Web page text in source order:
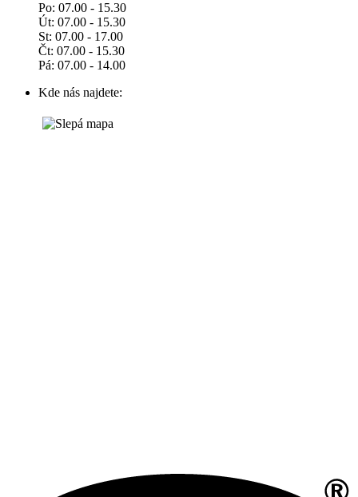
Po: 07.00 - 15.30
Út: 07.00 - 15.30
St: 07.00 - 17.00
Čt: 07.00 - 15.30
Pá: 07.00 - 14.00
Kde nás najdete: